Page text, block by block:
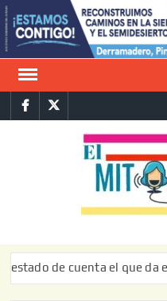
Saltar
al
contenido
FacebookTwitter
de cuenta el que da el susto